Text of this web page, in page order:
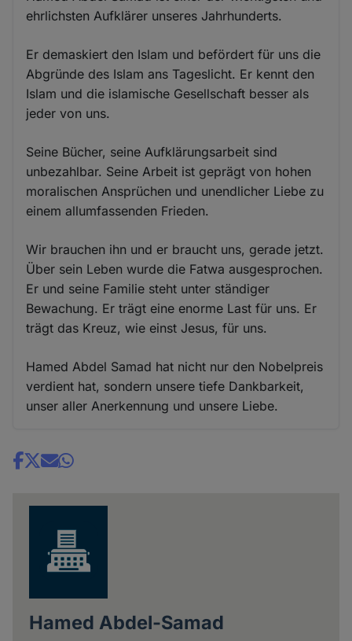
ehrlichsten Aufklärer unseres Jahrhunderts.
Er demaskiert den Islam und befördert für uns die
Abgründe des Islam ans Tageslicht. Er kennt den
Islam und die islamische Gesellschaft besser als
jeder von uns.
Seine Bücher, seine Aufklärungsarbeit sind
unbezahlbar. Seine Arbeit ist geprägt von hohen
moralischen Ansprüchen und unendlicher Liebe zu
einem allumfassenden Frieden.
Wir brauchen ihn und er braucht uns, gerade jetzt.
Über sein Leben wurde die Fatwa ausgesprochen.
Er und seine Familie steht unter ständiger
Bewachung. Er trägt eine enorme Last für uns. Er
trägt das Kreuz, wie einst Jesus, für uns.
Hamed Abdel Samad hat nicht nur den Nobelpreis
verdient hat, sondern unsere tiefe Dankbarkeit,
unser aller Anerkennung und unsere Liebe.
Share
Hamed Abdel-Samad